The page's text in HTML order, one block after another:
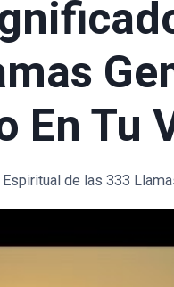
En Tu
de las 333